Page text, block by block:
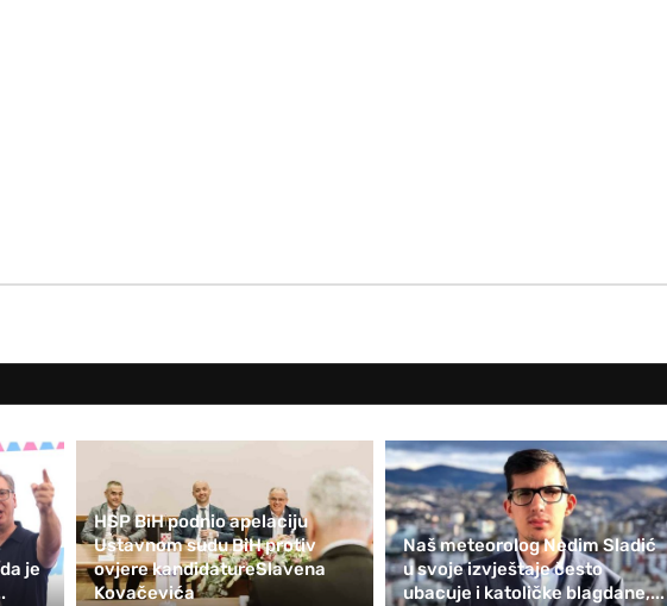
je
HSP BiH podnio apelaciju
Ustavnom sudu BiH protiv
ovjere kandidatureSlavena
Kovačevića
Naš meteorolog Nedim Sladić
u svoje izvještaje često
ubacuje i katoličke blagdane,...